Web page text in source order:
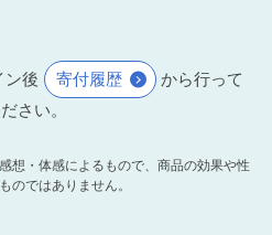
ン後 寄付履歴
から行って
さい。
想・体感によるもので、商品の効果や性
のではありません。